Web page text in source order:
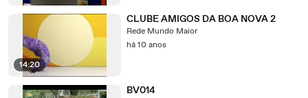
14:20
CLUBE AMIGOS DA BOA NOVA 2
Rede Mundo Maior
há 10 anos
BV014